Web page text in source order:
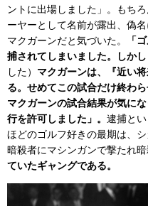
ントに出場しました」。もち
ーヤーとして名前が露出、偽
マクガーンだと気づいた。
「
捕されてしまいました。しかし
した） マクガーンは、『近い
る。せめてこの試合だけ終わ
マクガーンの試合結果が気に
行を許可しました」。 逮捕と
ほどのゴルフ好きの最期は、
暗殺者にマシンガンで撃たれ暗
ていたギャングである。